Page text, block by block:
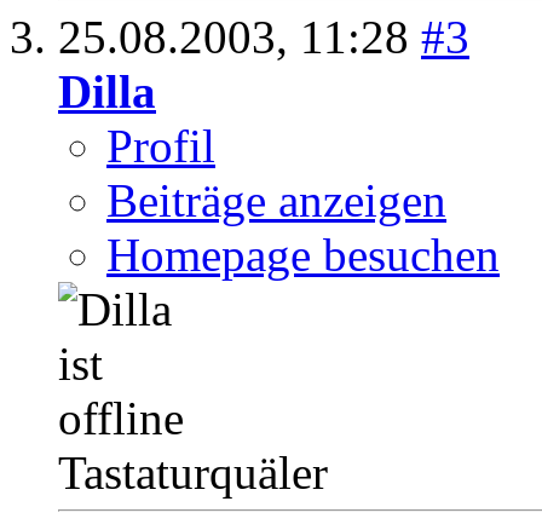
25.08.2003, 11:28 #3
Dilla
Profil
Beiträge anzeigen
Homepage besuchen
Tastaturquäler